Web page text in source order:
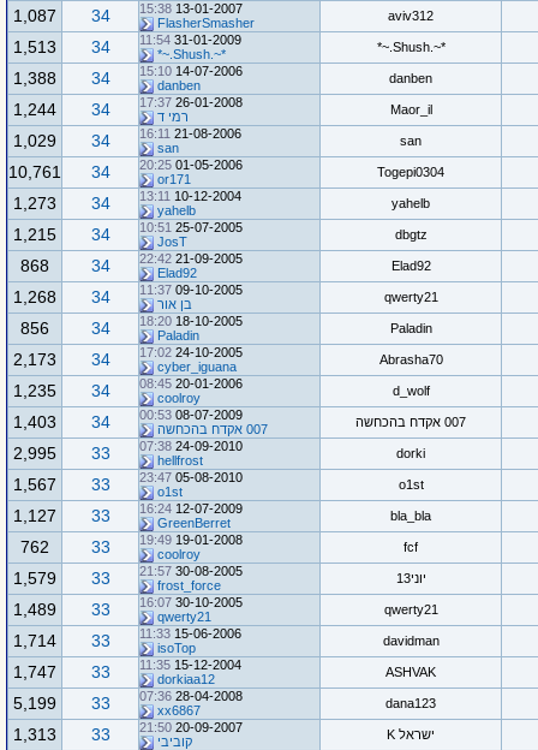
aviv312
13-01-2007
15:38
FlasherSmasher
34
1,087
*~.Shush.~*
31-01-2009
11:54
*~.Shush.~*
34
1,513
danben
14-07-2006
15:10
danben
34
1,388
Maor_il
26-01-2008
17:37
רמי ד
34
1,244
san
21-08-2006
16:11
san
34
1,029
Togepi0304
01-05-2006
20:25
or171
34
10,761
yahelb
10-12-2004
13:11
yahelb
34
1,273
dbgtz
25-07-2005
10:51
JosT
34
1,215
Elad92
21-09-2005
22:42
Elad92
34
868
qwerty21
09-10-2005
11:37
בן אור
34
1,268
Paladin
18-10-2005
18:20
Paladin
34
856
Abrasha70
24-10-2005
17:02
cyber_iguana
34
2,173
d_wolf
20-01-2006
08:45
coolroy
34
1,235
007 אקדח בהכחשה 08-07-2009
00:53
007 אקדח בהכחשה
34
1,403
dorki
24-09-2010
07:38
hellfrost
33
2,995
o1st
05-08-2010
23:47
o1st
33
1,567
bla_bla
12-07-2009
16:24
GreenBerret
33
1,127
fcf
19-01-2008
19:49
coolroy
33
762
יוני13 30-08-2005
21:57
frost_force
33
1,579
qwerty21
30-10-2005
16:07
qwerty21
33
1,489
davidman
15-06-2006
11:33
isoTop
33
1,714
ASHVAK
15-12-2004
11:35
dorkiaa12
33
1,747
dana123
28-04-2008
07:36
xx6867
33
5,199
ישראל K 20-09-2007
21:50
קוביבי
33
1,313